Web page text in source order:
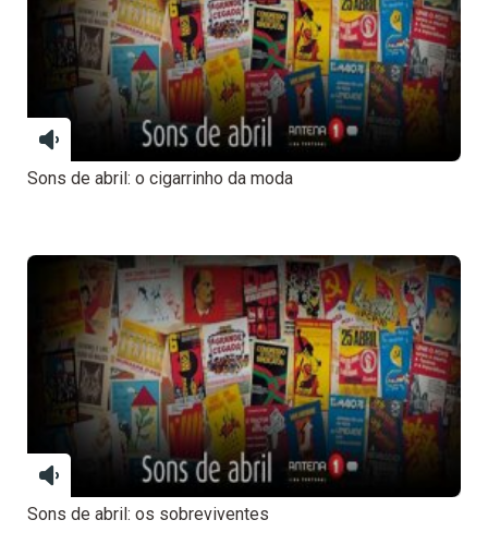
Sons de abril: o cigarrinho da moda
Sons de abril: os sobreviventes